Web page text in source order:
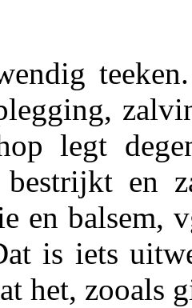
teeken.
legt
bestrijkt en
en balsem,
is iets
het, zooals